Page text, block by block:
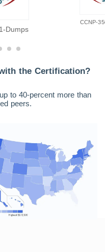
Dumps
CCNP-
the Certification?
to 40-percent more than
peers.